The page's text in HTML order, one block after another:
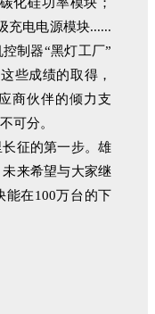
充电电源模块......
制器“黑灯工厂”
这些成绩的取得，
商伙伴的倾力支
可分。
征的第一步。雄
来希望与大家继
能在100万台的下